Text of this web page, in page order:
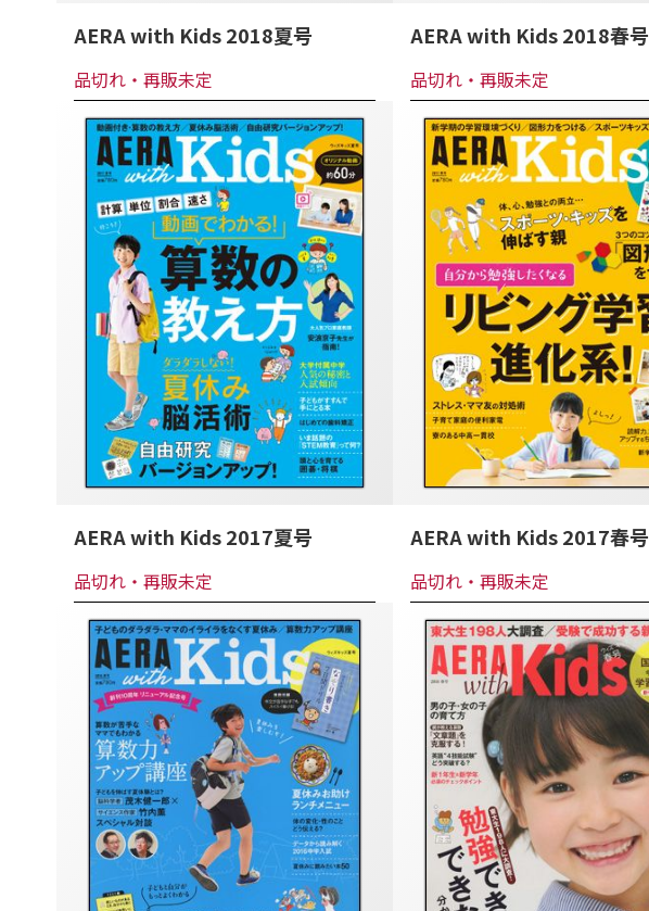
AERA with Kids 2018夏号
品切れ・再販未定
AERA with Kids 2018春号
品切れ・再販未定
AERA with Kids 2017夏号
品切れ・再販未定
AERA with Kids 2017春号
品切れ・再販未定